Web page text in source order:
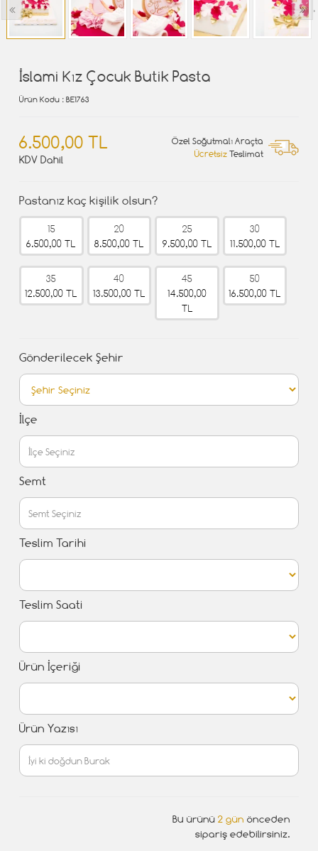
‹ ›
İslami Kız Çocuk Butik Pasta
Ürün Kodu : BE1763
6.500,00 TL
KDV Dahil
Özel Soğutmalı Araçta
Ücretsiz Teslimat
Pastanız kaç kişilik olsun?
15
6.500,00 TL
20
8.500,00 TL
25
9.500,00 TL
30
11.500,00 TL
35
12.500,00 TL
40
13.500,00 TL
45
14.500,00
TL
50
16.500,00 TL
Gönderilecek Şehir
İlçe
Semt
Teslim Tarihi
Teslim Saati
Ürün İçeriği
Ürün Yazısı
Bu ürünü 2 gün önceden
sipariş edebilirsiniz.